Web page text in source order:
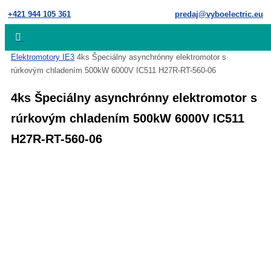
Skip
to
+421 944 105 361 predaj@vyboelectric.eu
Home
Elektromotory IE3 4ks Špeciálny asynchrónny elektromotor s
rúrkovým chladením 500kW 6000V IC511 H27R-RT-560-06
4ks Špeciálny asynchrónny elektromotor s
rúrkovým chladením 500kW 6000V IC511
H27R-RT-560-06